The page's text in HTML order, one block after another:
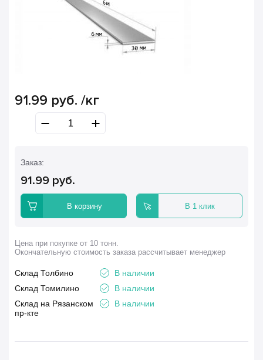
91.99 руб. /кг
Заказ:
91.99 руб.
В корзину В 1 клик
Цена при покупке от 10 тонн.
Окончательную стоимость заказа рассчитывает менеджер
Склад Толбино
В наличии
Склад Томилино
В наличии
Склад на Рязанском
пр-кте
В наличии